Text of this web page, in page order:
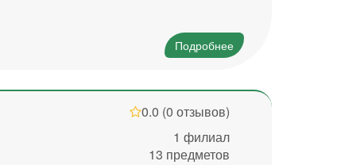
Подробнее
0.0 (0 отзывов)
1 филиал
13 предметов